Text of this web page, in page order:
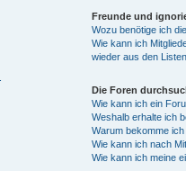
Freunde und
Wozu benötige ich
Wie kann ich
wieder aus den
Die Foren
Wie kann ich ein
Weshalb erhalte ich
Warum bekomme
Wie kann ich nach
Wie kann ich meine